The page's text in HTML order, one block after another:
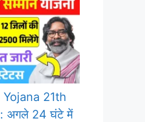
21th
अगले 24 घंटे में